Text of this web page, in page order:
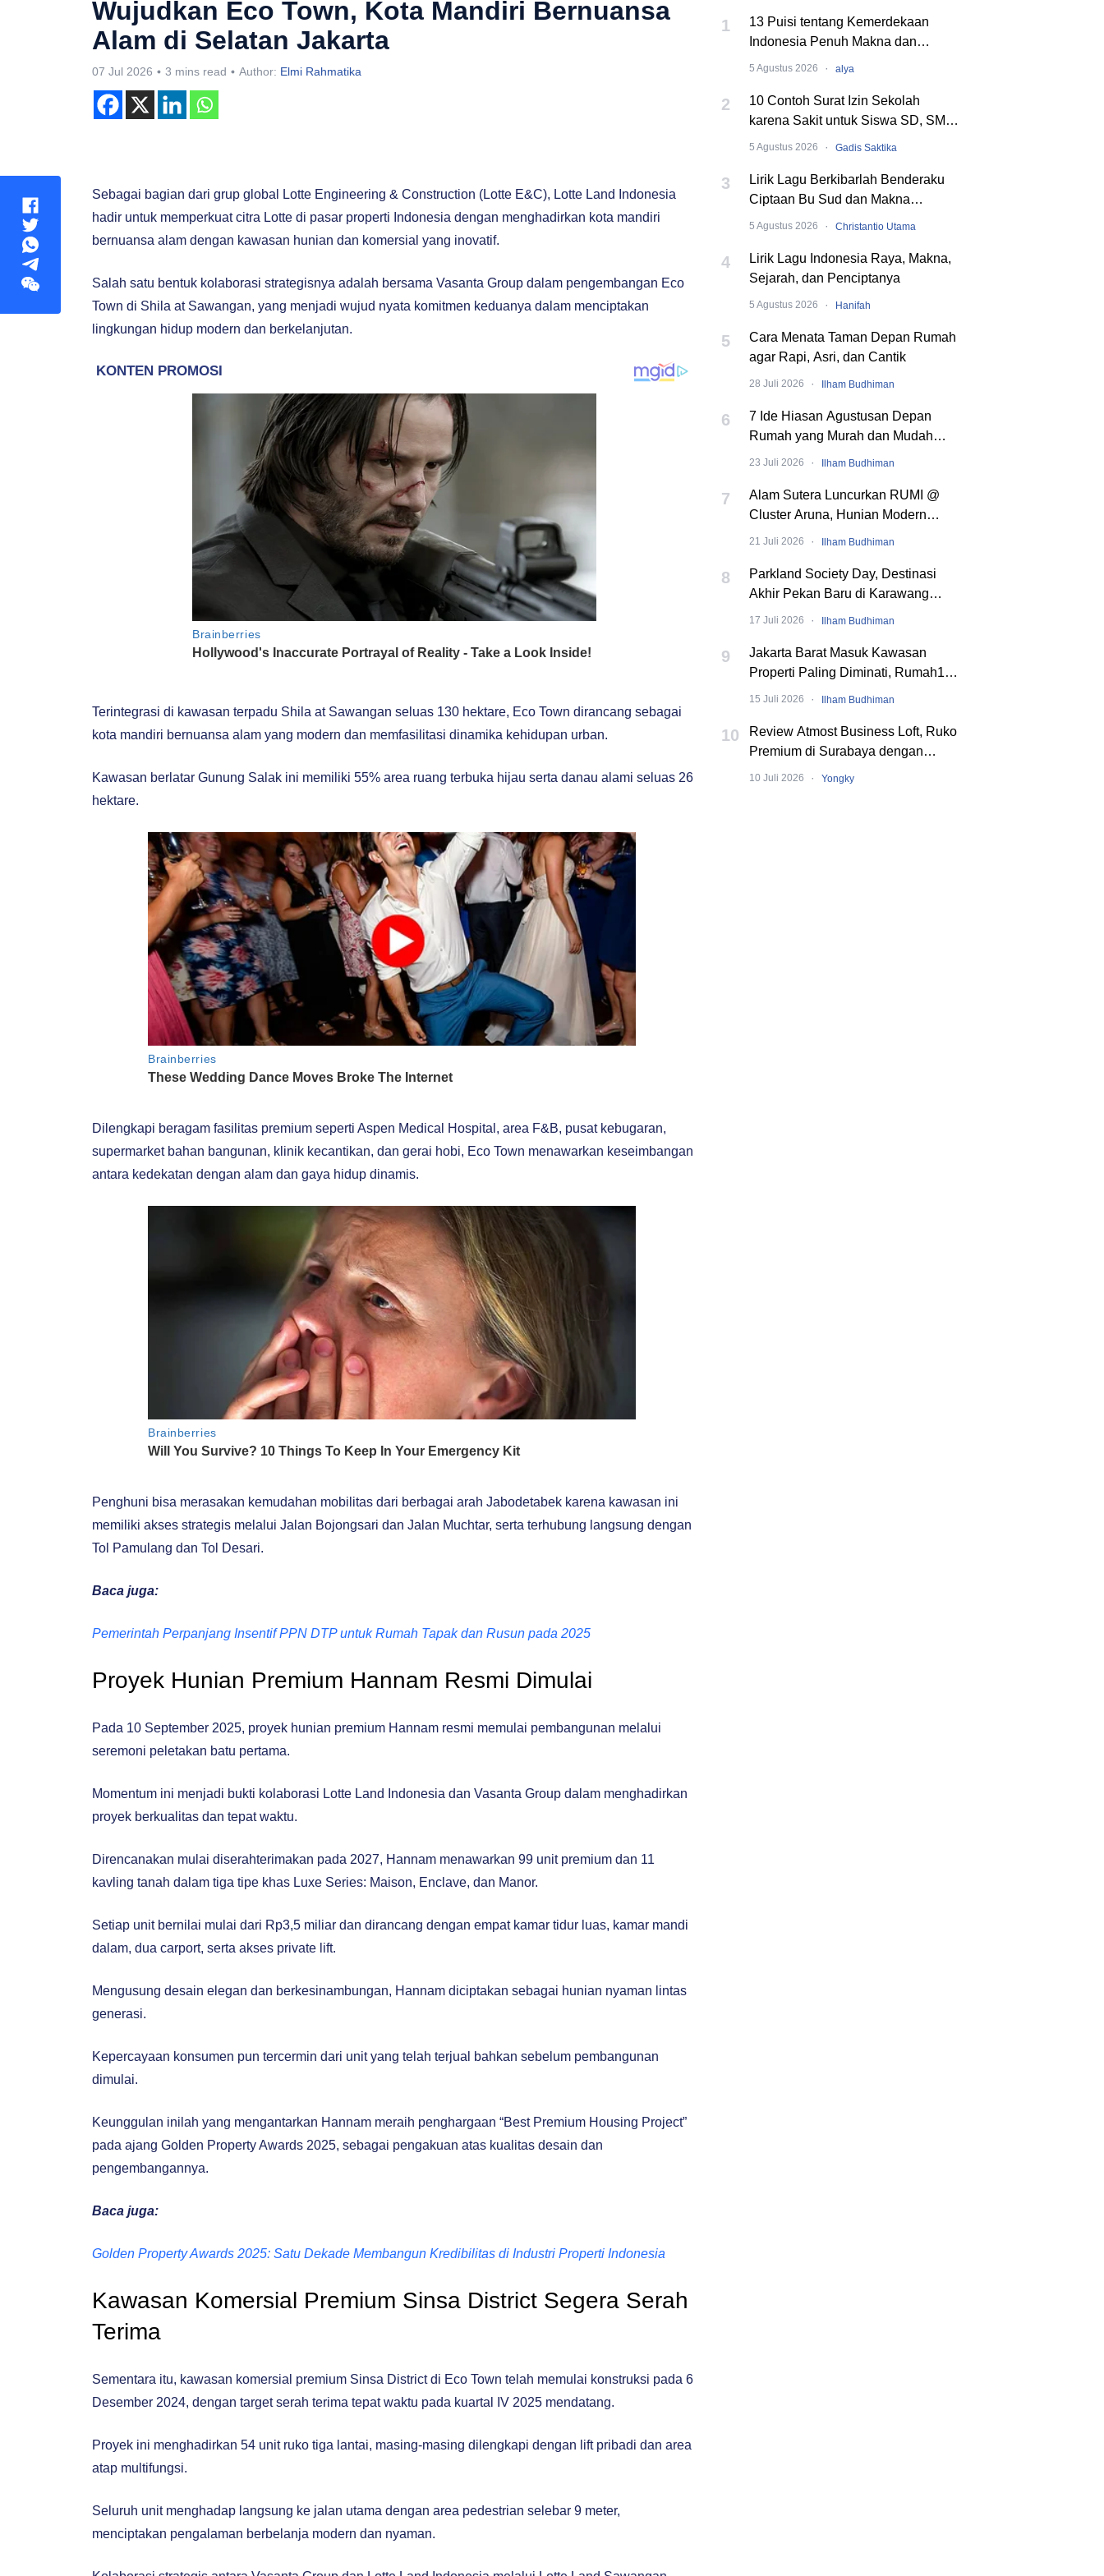
Wujudkan Eco Town, Kota Mandiri Bernuansa
Alam di Selatan Jakarta
07 Jul 2026 3 mins read Author: Elmi Rahmatika
1
13 Puisi tentang Kemerdekaan
Indonesia Penuh Makna dan
Menyentuh Hati
5 Agustus 2026 · alya
2
10 Contoh Surat Izin Sekolah
karena Sakit untuk Siswa SD, SMP,
hingga SMA
5 Agustus 2026 · Gadis Saktika
3
Lirik Lagu Berkibarlah Benderaku
Ciptaan Bu Sud dan Makna
Dibaliknya
5 Agustus 2026 · Christantio Utama
4
Lirik Lagu Indonesia Raya, Makna,
Sejarah, dan Penciptanya
5 Agustus 2026 · Hanifah
5
Cara Menata Taman Depan Rumah
agar Rapi, Asri, dan Cantik
28 Juli 2026 · Ilham Budhiman
6
7 Ide Hiasan Agustusan Depan
Rumah yang Murah dan Mudah
Dibuat
23 Juli 2026 · Ilham Budhiman
7
Alam Sutera Luncurkan RUMI @
Cluster Aruna, Hunian Modern
Tropical 2 Lantai di Downtown Alam
21 Juli 2026 · Ilham Budhiman
8
Parkland Society Day, Destinasi
Akhir Pekan Baru di Karawang
dengan Pengalaman Berbeda.
17 Juli 2026 · Ilham Budhiman
9
Jakarta Barat Masuk Kawasan
Properti Paling Diminati, Rumah123
x balé by BTN PropVaganza 2026
15 Juli 2026 · Ilham Budhiman
10
Review Atmost Business Loft, Ruko
Premium di Surabaya dengan
Konsep Multi-Tenant
10 Juli 2026 · Yongky
Sebagai bagian dari grup global Lotte Engineering & Construction (Lotte E&C), Lotte Land Indonesia
hadir untuk memperkuat citra Lotte di pasar properti Indonesia dengan menghadirkan kota mandiri
bernuansa alam dengan kawasan hunian dan komersial yang inovatif.
Salah satu bentuk kolaborasi strategisnya adalah bersama Vasanta Group dalam pengembangan Eco
Town di Shila at Sawangan, yang menjadi wujud nyata komitmen keduanya dalam menciptakan
lingkungan hidup modern dan berkelanjutan.
Terintegrasi di kawasan terpadu Shila at Sawangan seluas 130 hektare, Eco Town dirancang sebagai
kota mandiri bernuansa alam yang modern dan memfasilitasi dinamika kehidupan urban.
Kawasan berlatar Gunung Salak ini memiliki 55% area ruang terbuka hijau serta danau alami seluas 26
hektare.
Dilengkapi beragam fasilitas premium seperti Aspen Medical Hospital, area F&B, pusat kebugaran,
supermarket bahan bangunan, klinik kecantikan, dan gerai hobi, Eco Town menawarkan keseimbangan
antara kedekatan dengan alam dan gaya hidup dinamis.
Penghuni bisa merasakan kemudahan mobilitas dari berbagai arah Jabodetabek karena kawasan ini
memiliki akses strategis melalui Jalan Bojongsari dan Jalan Muchtar, serta terhubung langsung dengan
Tol Pamulang dan Tol Desari.
Baca juga:
Pemerintah Perpanjang Insentif PPN DTP untuk Rumah Tapak dan Rusun pada 2025
Proyek Hunian Premium Hannam Resmi Dimulai
Pada 10 September 2025, proyek hunian premium Hannam resmi memulai pembangunan melalui
seremoni peletakan batu pertama.
Momentum ini menjadi bukti kolaborasi Lotte Land Indonesia dan Vasanta Group dalam menghadirkan
proyek berkualitas dan tepat waktu.
Direncanakan mulai diserahterimakan pada 2027, Hannam menawarkan 99 unit premium dan 11
kavling tanah dalam tiga tipe khas Luxe Series: Maison, Enclave, dan Manor.
Setiap unit bernilai mulai dari Rp3,5 miliar dan dirancang dengan empat kamar tidur luas, kamar mandi
dalam, dua carport, serta akses private lift.
Mengusung desain elegan dan berkesinambungan, Hannam diciptakan sebagai hunian nyaman lintas
generasi.
Kepercayaan konsumen pun tercermin dari unit yang telah terjual bahkan sebelum pembangunan
dimulai.
Keunggulan inilah yang mengantarkan Hannam meraih penghargaan “Best Premium Housing Project”
pada ajang Golden Property Awards 2025, sebagai pengakuan atas kualitas desain dan
pengembangannya.
Baca juga:
Golden Property Awards 2025: Satu Dekade Membangun Kredibilitas di Industri Properti Indonesia
Kawasan Komersial Premium Sinsa District Segera Serah
Terima
Sementara itu, kawasan komersial premium Sinsa District di Eco Town telah memulai konstruksi pada 6
Desember 2024, dengan target serah terima tepat waktu pada kuartal IV 2025 mendatang.
Proyek ini menghadirkan 54 unit ruko tiga lantai, masing-masing dilengkapi dengan lift pribadi dan area
atap multifungsi.
Seluruh unit menghadap langsung ke jalan utama dengan area pedestrian selebar 9 meter,
menciptakan pengalaman berbelanja modern dan nyaman.